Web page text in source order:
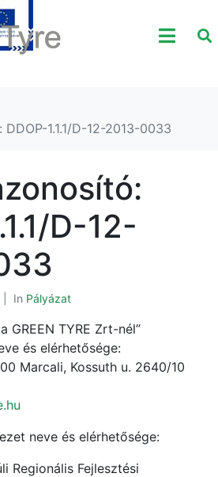
1.1.1/D-12-2013-0033
D-12-
In Pályázat
GREEN TYRE Zrt-nél”
és elérhetősége:
Marcali, Kossuth u. 2640/10
neve és elérhetősége:
Regionális Fejlesztési